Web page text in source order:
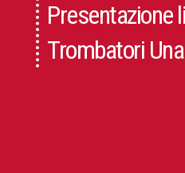
Presentazione
Trombatori